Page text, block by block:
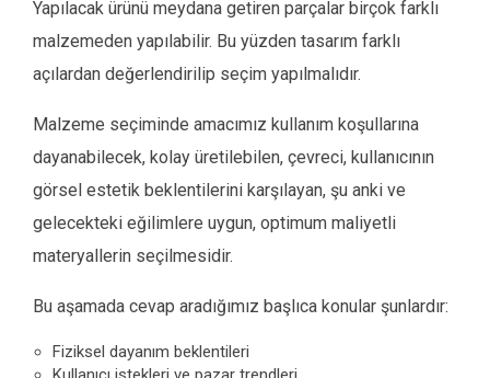
Yapılacak ürünü meydana getiren parçalar birçok farklı
malzemeden yapılabilir. Bu yüzden tasarım farklı
açılardan değerlendirilip seçim yapılmalıdır.
Malzeme seçiminde amacımız kullanım koşullarına
dayanabilecek, kolay üretilebilen, çevreci, kullanıcının
görsel estetik beklentilerini karşılayan, şu anki ve
gelecekteki eğilimlere uygun, optimum maliyetli
materyallerin seçilmesidir.
Bu aşamada cevap aradığımız başlıca konular şunlardır:
Fiziksel dayanım beklentileri